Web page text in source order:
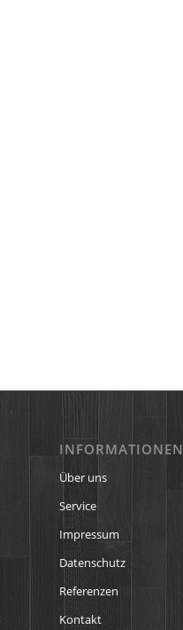
INFORMATIONEN
Über uns
Service
Impressum
Datenschutz
Referenzen
Kontakt